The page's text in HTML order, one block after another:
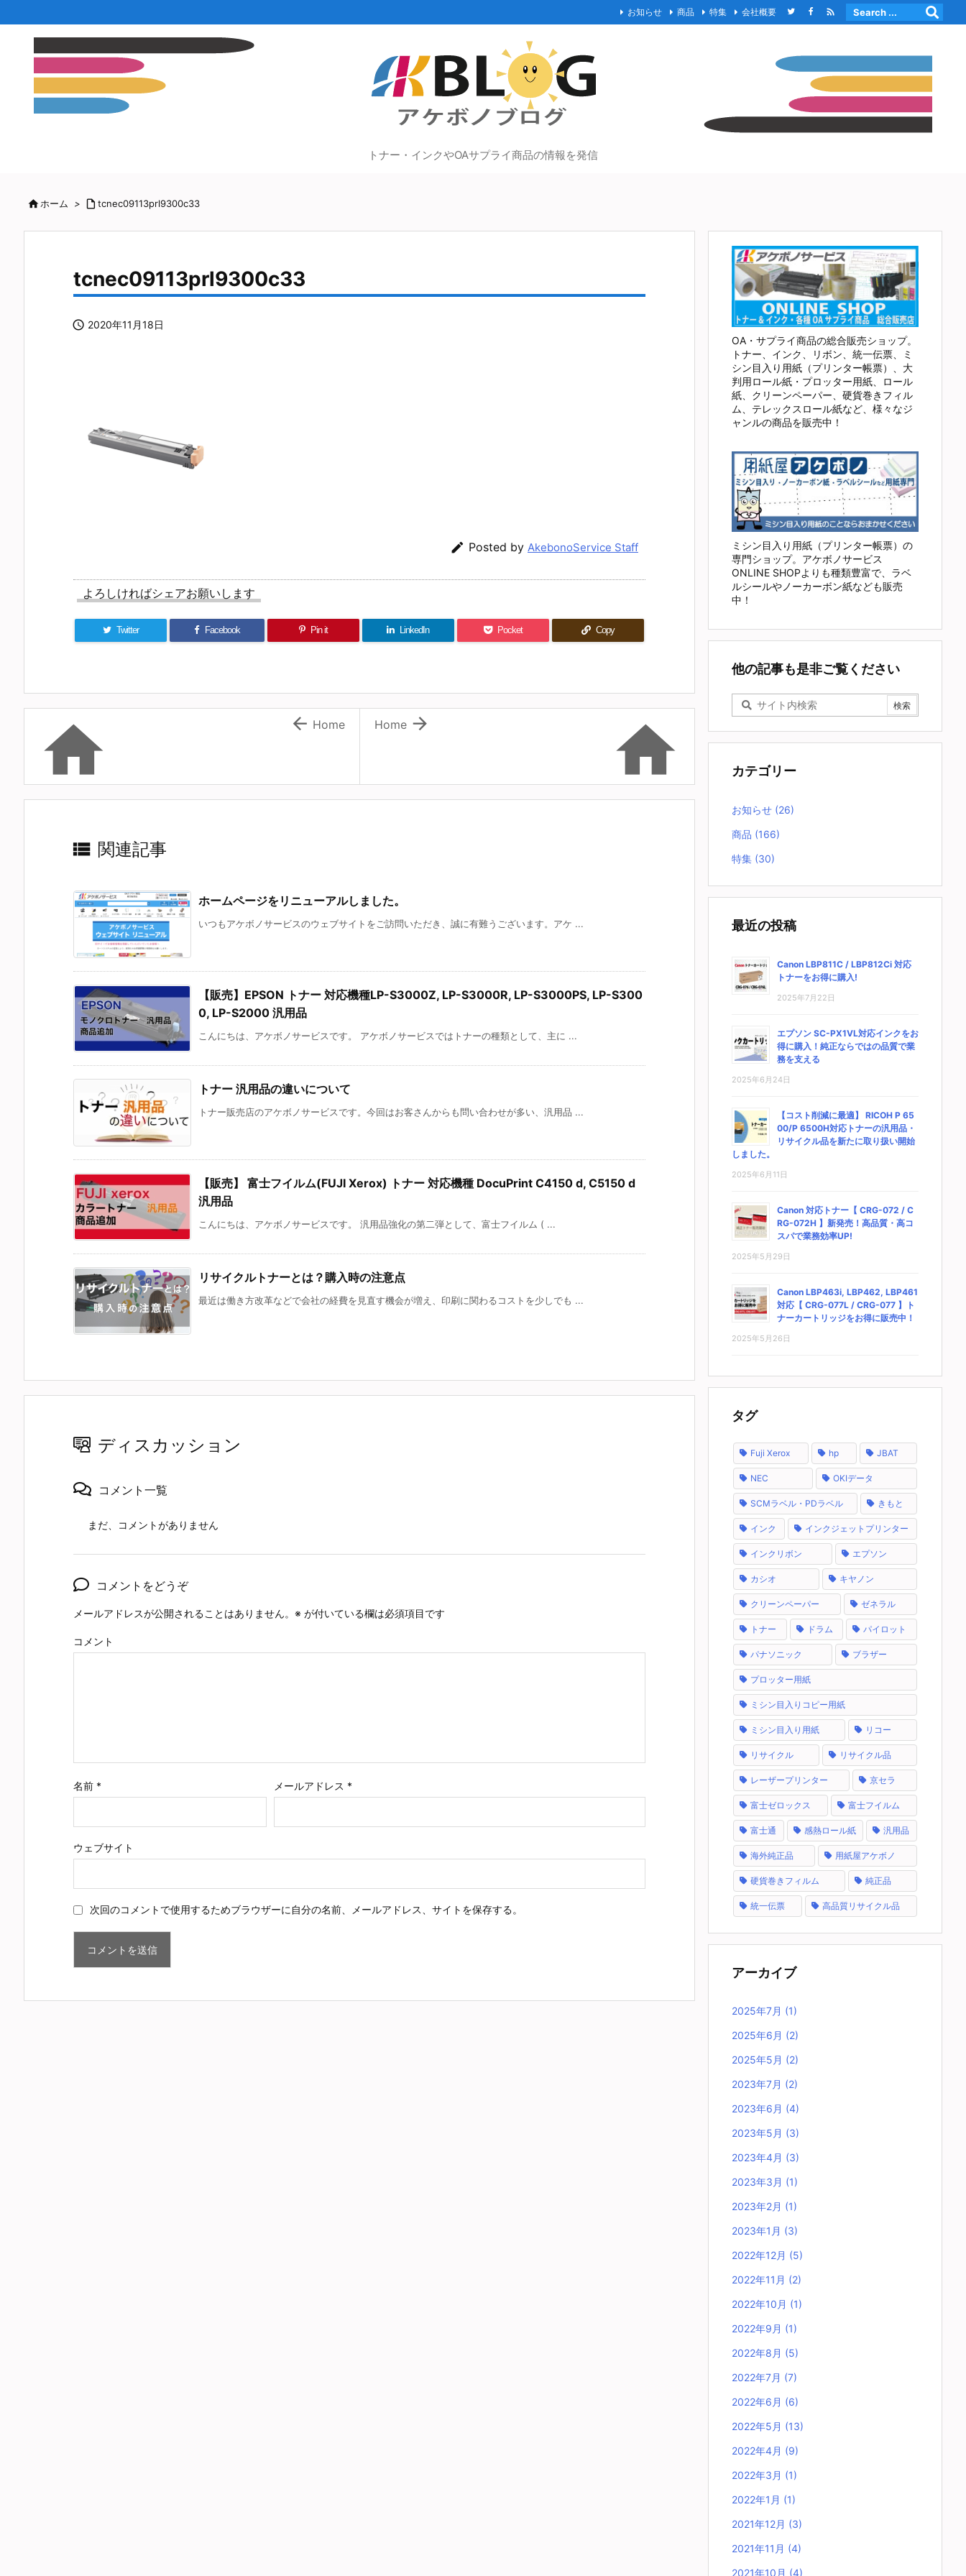
お知らせ 商品 特集 会社概要 
トナー・インクやOAサプライ商品の情報を発信
ホーム >  tcnec09113prl9300c33
tcnec09113prl9300c33
 2020年11月18日
 Posted by AkebonoService Staff
よろしければシェアお願いします
Twitter Facebook Pin it LinkedIn Pocket Copy


Home
  Home
 関連記事
ホームページをリニューアルしました。
いつもアケボノサービスのウェブサイトをご訪問いただき、誠に有難うございます。アケ ...
【販売】EPSON トナー 対応機種LP-S3000Z, LP-S3000R, LP-S3000PS, LP-S300
0, LP-S2000 汎用品
こんにちは、アケボノサービスです。 アケボノサービスではトナーの種類として、主に ...
トナー 汎用品の違いについて
トナー販売店のアケボノサービスです。今回はお客さんからも問い合わせが多い、汎用品 ...
【販売】 富士フイルム(FUJI Xerox) トナー 対応機種 DocuPrint C4150 d, C5150 d
汎用品
こんにちは、アケボノサービスです。 汎用品強化の第二弾として、富士フイルム ( ...
リサイクルトナーとは？購入時の注意点
最近は働き方改革などで会社の経費を見直す機会が増え、印刷に関わるコストを少しでも ...
ディスカッション
コメント一覧
まだ、コメントがありません
コメントをどうぞ
メールアドレスが公開されることはありません。 ※ が付いている欄は必須項目です
コメント
名前 * メールアドレス *
ウェブサイト
次回のコメントで使用するためブラウザーに自分の名前、メールアドレス、サイトを保存する。
OA・サプライ商品の総合販売ショップ。
トナー、インク、リボン、統一伝票、ミ
シン目入り用紙（プリンター帳票）、大
判用ロール紙・プロッター用紙、ロール
紙、クリーンペーパー、硬貨巻きフィル
ム、テレックスロール紙など、様々なジ
ャンルの商品を販売中！
ミシン目入り用紙（プリンター帳票）の
専門ショップ。アケボノサービス
ONLINE SHOPよりも種類豊富で、ラベ
ルシールやノーカーボン紙なども販売
中！
他の記事も是非ご覧ください
カテゴリー
お知らせ (26)
商品 (166)
特集 (30)
最近の投稿
Canon LBP811C / LBP812Ci 対応
トナーをお得に購入!
2025年7月22日
エプソン SC-PX1VL対応インクをお
得に購入！純正ならではの品質で業
務を支える
2025年6月24日
【コスト削減に最適】 RICOH P 65
00/P 6500H対応トナーの汎用品・
リサイクル品を新たに取り扱い開始
しました。
2025年6月11日
Canon 対応トナー【 CRG-072 / C
RG-072H 】新発売！高品質・高コ
スパで業務効率UP!
2025年5月29日
Canon LBP463i, LBP462, LBP461
対応【 CRG-077L / CRG-077 】ト
ナーカートリッジをお得に販売中！
2025年5月26日
タグ
Fuji Xerox hp JBAT
NEC OKIデータ
SCMラベル・PDラベル きもと
インク インクジェットプリンター
インクリボン エプソン
カシオ キヤノン
クリーンペーパー ゼネラル
トナー ドラム パイロット
パナソニック ブラザー
プロッター用紙
ミシン目入りコピー用紙
ミシン目入り用紙 リコー
リサイクル リサイクル品
レーザープリンター 京セラ
富士ゼロックス 富士フイルム
富士通 感熱ロール紙 汎用品
海外純正品 用紙屋アケボノ
硬貨巻きフィルム 純正品
統一伝票 高品質リサイクル品
アーカイブ
2025年7月 (1)
2025年6月 (2)
2025年5月 (2)
2023年7月 (2)
2023年6月 (4)
2023年5月 (3)
2023年4月 (3)
2023年3月 (1)
2023年2月 (1)
2023年1月 (3)
2022年12月 (5)
2022年11月 (2)
2022年10月 (1)
2022年9月 (1)
2022年8月 (5)
2022年7月 (7)
2022年6月 (6)
2022年5月 (13)
2022年4月 (9)
2022年3月 (1)
2022年1月 (1)
2021年12月 (3)
2021年11月 (4)
2021年10月 (4)